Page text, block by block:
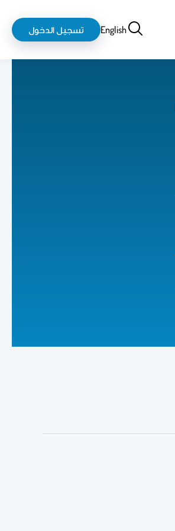
بحثEnglish
login-
logout
تسجيل الدخول